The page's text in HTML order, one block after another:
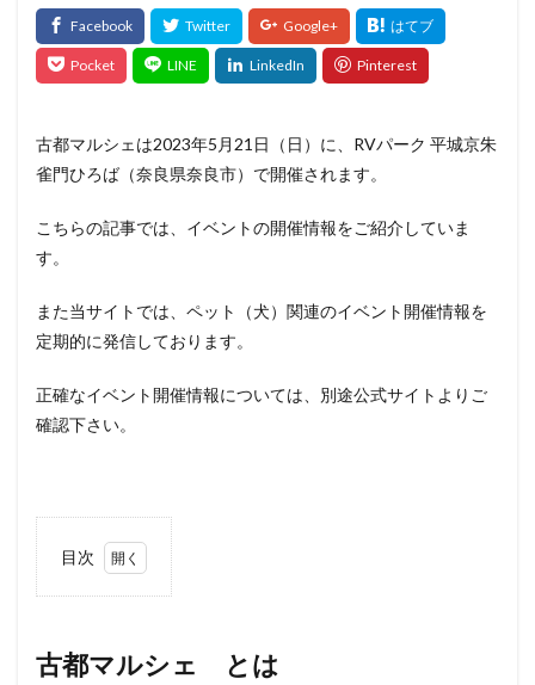
古都マルシェは2023年5月21日（日）に、RVパーク 平城京朱
雀門ひろば（奈良県奈良市）で開催されます。
こちらの記事では、イベントの開催情報をご紹介していま
す。
また当サイトでは、ペット（犬）関連のイベント開催情報を
定期的に発信しております。
正確なイベント開催情報については、別途公式サイトよりご
確認下さい。
目次
シ
ェ
古都マルシェ とは